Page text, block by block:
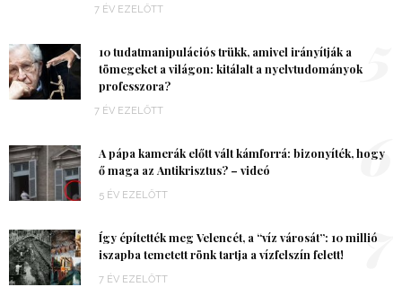
7 ÉV EZELŐTT
10 tudatmanipulációs trükk, amivel irányítják a
tömegeket a világon: kitálalt a nyelvtudományok
professzora?
7 ÉV EZELŐTT
A pápa kamerák előtt vált kámforrá: bizonyíték, hogy
ő maga az Antikrisztus? – videó
5 ÉV EZELŐTT
6
Így építették meg Velencét, a “víz városát”: 10 millió
iszapba temetett rönk tartja a vízfelszín felett!
7 ÉV EZELŐTT
7